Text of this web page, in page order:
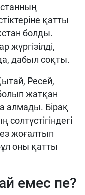
қатты
болды.
дабыл соқты.
Ресей,
жатқан
алмады. Бірақ
жоғалтып
оны қатты
емес пе?